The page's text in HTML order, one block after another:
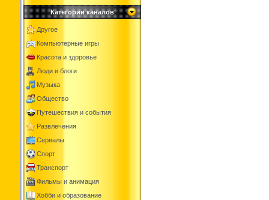
Категории каналов
Другое
Компьютерные игры
Красота и здоровье
Люди и блоги
Музыка
Общество
Путешествия и события
Развлечения
Сериалы
Спорт
Транспорт
Фильмы и анимация
Хобби и образование